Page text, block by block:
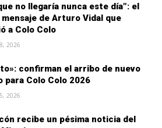
no llegaría nunca este día”: el
de Arturo Vidal que
a Colo Colo
2026
confirman el arribo de nuevo
para Colo Colo 2026
2026
recibe un pésima noticia del